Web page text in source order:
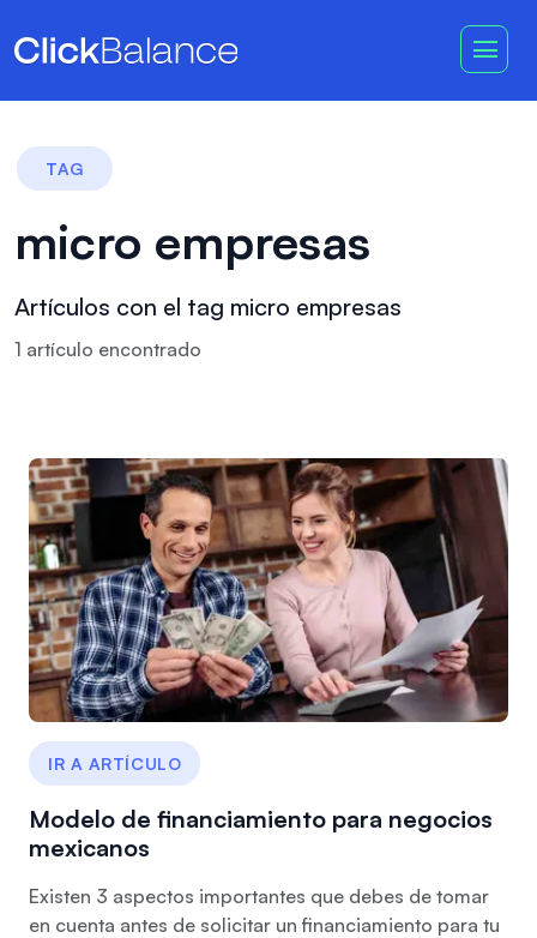
TAG
micro empresas
Artículos con el tag micro empresas
1 artículo encontrado
IR A ARTÍCULO
Modelo de financiamiento para negocios
mexicanos
Existen 3 aspectos importantes que debes de tomar
en cuenta antes de solicitar un financiamiento para tu